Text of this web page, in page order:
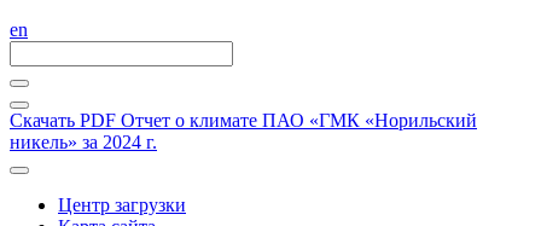
en
Скачать PDF Отчет о климате ПАО «ГМК «Норильский
никель» за 2024 г.
Центр загрузки